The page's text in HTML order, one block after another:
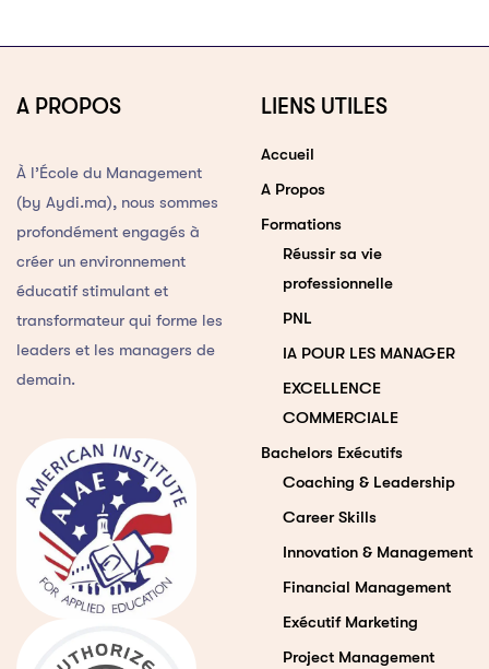
A PROPOS
À l’École du Management
(by Aydi.ma), nous sommes
profondément engagés à
créer un environnement
éducatif stimulant et
transformateur qui forme les
leaders et les managers de
demain.
LIENS UTILES
Accueil
A Propos
Formations
Réussir sa vie
professionnelle
PNL
IA POUR LES MANAGER
EXCELLENCE
COMMERCIALE
Bachelors Exécutifs
Coaching & Leadership
Career Skills
Innovation & Management
Financial Management
Exécutif Marketing
Project Management